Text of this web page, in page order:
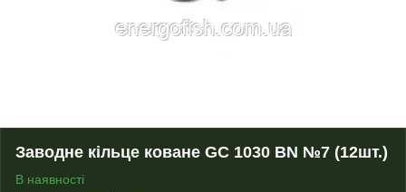
Заводне кільце коване GC 1030 BN №7 (12шт.)
В наявності